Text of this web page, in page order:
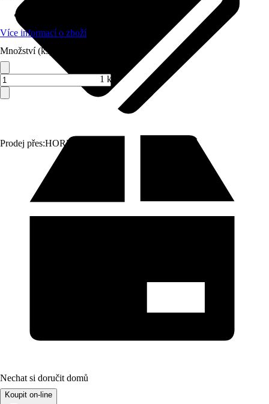
Prodej přes:HORNBACH
Více informací o zboží
Množství (ks)
1 ks
Nechat si doručit domů
Koupit on-line